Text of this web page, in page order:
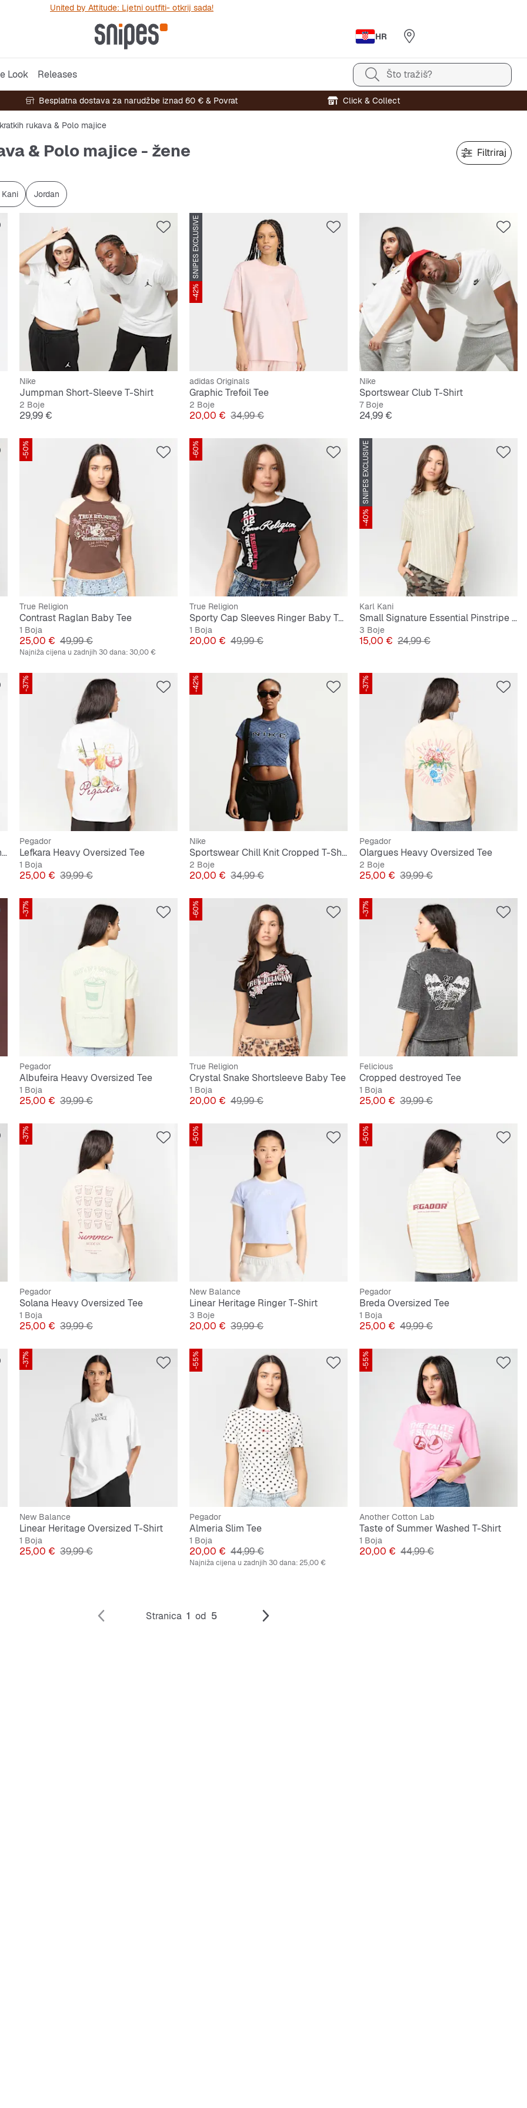
United by Attitude: Ljetni outfiti- otkrij sada!
HR
Look Releases Što tražiš?
Besplatna dostava za narudžbe iznad 60 € & Povrat Click & Collect
rukava & Polo majice
& Polo majice - žene Filtriraj
Jordan
Nike
Jumpman Short-Sleeve T-Shirt
2 Boje
Cijena
29,99 €
SNIPES EXCLUSIVE
-42%
adidas Originals
Graphic Trefoil Tee
2 Boje
Cijena
20,00 € Originalna cijena
34,99 €
Nike
Sportswear Club T-Shirt
7 Boje
Cijena
24,99 €
-50%
True Religion
Contrast Raglan Baby Tee
1 Boja
Cijena
25,00 € Originalna cijena
49,99 €
Najniža cijena u zadnjih 30 dana:30,00 €
-60%
True Religion
Sporty Cap Sleeves Ringer Baby Tee
1 Boja
Cijena
20,00 € Originalna cijena
49,99 €
SNIPES EXCLUSIVE
-40%
Karl Kani
Small Signature Essential Pinstripe OS Tee
3 Boje
Cijena
15,00 € Originalna cijena
24,99 €
Sportswear Chill Knit Cropped T-Shirt
-37%
Pegador
Lefkara Heavy Oversized Tee
1 Boja
Cijena
25,00 € Originalna cijena
39,99 €
-42%
Nike
Sportswear Chill Knit Cropped T-Shirt
2 Boje
Cijena
20,00 € Originalna cijena
34,99 €
-37%
Pegador
Olargues Heavy Oversized Tee
2 Boje
Cijena
25,00 € Originalna cijena
39,99 €
-37%
Pegador
Albufeira Heavy Oversized Tee
1 Boja
Cijena
25,00 € Originalna cijena
39,99 €
-60%
True Religion
Crystal Snake Shortsleeve Baby Tee
1 Boja
Cijena
20,00 € Originalna cijena
49,99 €
-37%
Felicious
Cropped destroyed Tee
1 Boja
Cijena
25,00 € Originalna cijena
39,99 €
-37%
Pegador
Solana Heavy Oversized Tee
1 Boja
Cijena
25,00 € Originalna cijena
39,99 €
-50%
New Balance
Linear Heritage Ringer T-Shirt
3 Boje
Cijena
20,00 € Originalna cijena
39,99 €
-50%
Pegador
Breda Oversized Tee
1 Boja
Cijena
25,00 € Originalna cijena
49,99 €
-37%
New Balance
Linear Heritage Oversized T-Shirt
1 Boja
Cijena
25,00 € Originalna cijena
39,99 €
-55%
Pegador
Almeria Slim Tee
1 Boja
Cijena
20,00 € Originalna cijena
44,99 €
Najniža cijena u zadnjih 30 dana:25,00 €
-55%
Another Cotton Lab
Taste of Summer Washed T-Shirt
1 Boja
Cijena
20,00 € Originalna cijena
44,99 €
Stranica 1 od 5